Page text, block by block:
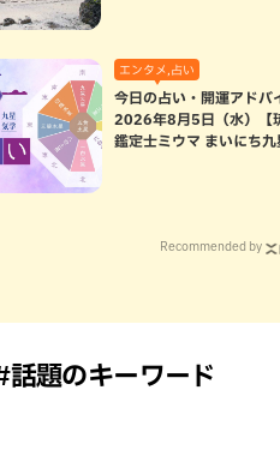
エンタメ,占い
今日の占い・開運アドバ
2026年8月5日（水）【
鑑定士ミウマ まいにち九
Recommended by
話題のキーワード